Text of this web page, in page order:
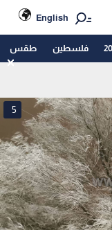
English
فلسطين طقس
5